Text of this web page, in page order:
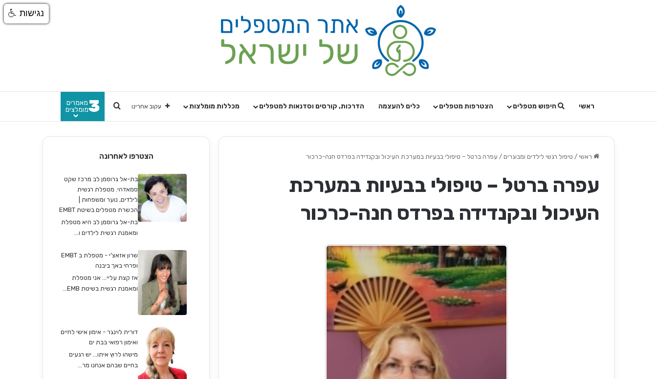
ראשי חיפוש מטפלים הצטרפות מטפלים כלים להעצמה הדרכות, קורסים וסדנאות למטפלים מכללות מומלצות עקוב אחרינו חפש3מאמרים
מומלצים
ראשי / טיפול רגשי לילדים ומבוגרים / עפרה ברטל – טיפולי בבעיות במערכת העיכול ובקנדידה בפרדס חנה-כרכור
עפרה ברטל – טיפולי בבעיות במערכת
העיכול ובקנדידה בפרדס חנה-כרכור
הצטרפו לאחרונה
בת-אל גרוסמן לב מרכז שקט
סמאדהי. מטפלת רגשית
לילדים, נוער ומשפחות |
הכשרת מטפלים בשיטת EMBT
בת-אל גרוסמן לב היא מטפלת
ומאמנת רגשית לילדים ו...
שרון אזאצ'י - מטפלת ב EMBT
ופרחי באך ביבנה
אז קצת עליי... אני מטפלת
ומאמנת רגשית בשיטת EMB...
דורית לוינגר - אימון אישי לחיים
ואימון רפואי בבת ים
מישהו לרוץ איתו... יש רגעים
בחיים שבהם אנחנו מר...
נגישות